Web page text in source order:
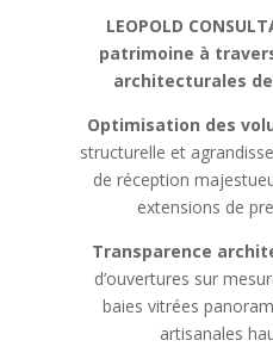
LEOPOLD
patrimoine à
architecturales
Optimisation des
structurelle et
de réception
extensions de
Transparence
d’ouvertures sur
baies vitrées
artisanales